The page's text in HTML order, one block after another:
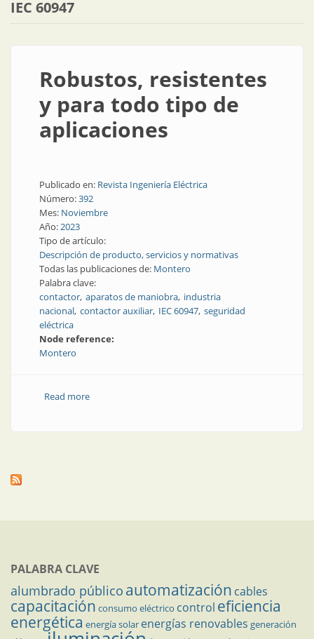
IEC 60947
Robustos, resistentes
y para todo tipo de
aplicaciones
Publicado en: Revista Ingeniería Eléctrica
Número:392
Mes: Noviembre
Año:2023
Tipo de artículo:
Descripción de producto, servicios y normativas
Todas las publicaciones de: Montero
Palabra clave:
contactor aparatos de maniobra industria
nacional contactor auxiliar IEC 60947 seguridad
eléctrica
Node reference:
Montero
Read moreabout Robustos, resistentes y para todo tipo de
PALABRA CLAVE
alumbrado público automatización cables
capacitación consumo eléctrico control eficiencia
energética energía solar energías renovables generación